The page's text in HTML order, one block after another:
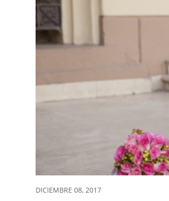
DICIEMBRE 08, 2017